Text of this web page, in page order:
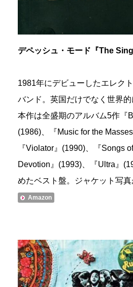
デペッシュ・モード『The
1981年にデビューしたエレク
バンド。英国だけでなく世界的
本作は全盛期のアルバム5作『
(1986)、『Music for the Masses
『Violator』(1990)、『Songs
Devotion』(1993)、『Ultra』
めたベスト盤。ジャケット写真
Amazon